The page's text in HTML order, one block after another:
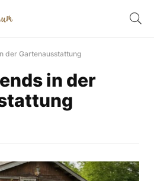
der Gartenausstattung
in der